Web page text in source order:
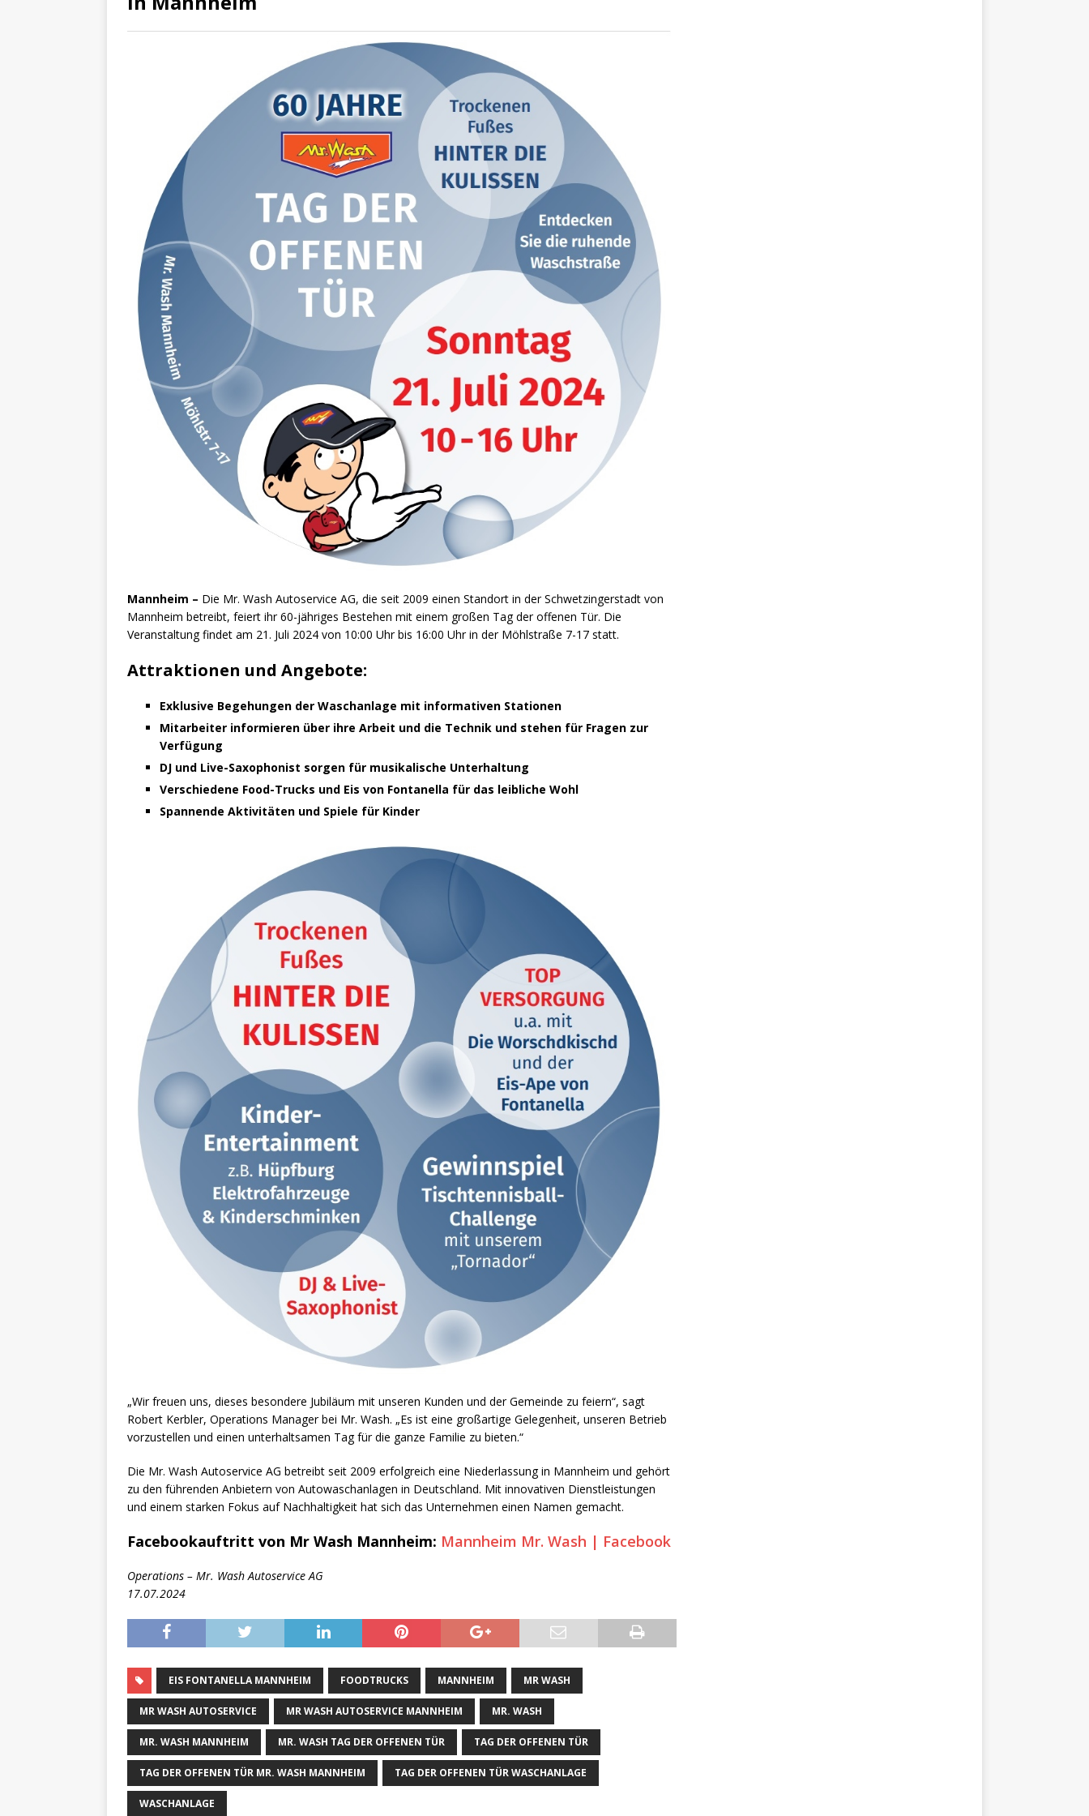
[ 29. März 2024 ] Polizei / Konsumcannabisgesetz (KCanG) BLAULICHTMELDUNGEN
Mannheim – Die Mr. Wash Autoservice AG, die seit 2009 einen Standort in der Schwetzingerstadt von
Mannheim betreibt, feiert ihr 60-jähriges Bestehen mit einem großen Tag der offenen Tür. Die
Veranstaltung findet am 21. Juli 2024 von 10:00 Uhr bis 16:00 Uhr in der Möhlstraße 7-17 statt.
Attraktionen und Angebote:
Exklusive Begehungen der Waschanlage mit informativen Stationen
Mitarbeiter informieren über ihre Arbeit und die Technik und stehen für Fragen zur
Verfügung
DJ und Live-Saxophonist sorgen für musikalische Unterhaltung
Verschiedene Food-Trucks und Eis von Fontanella für das leibliche Wohl
Spannende Aktivitäten und Spiele für Kinder
„Wir freuen uns, dieses besondere Jubiläum mit unseren Kunden und der Gemeinde zu feiern“, sagt
Robert Kerbler, Operations Manager bei Mr. Wash. „Es ist eine großartige Gelegenheit, unseren Betrieb
vorzustellen und einen unterhaltsamen Tag für die ganze Familie zu bieten.“
Die Mr. Wash Autoservice AG betreibt seit 2009 erfolgreich eine Niederlassung in Mannheim und gehört
zu den führenden Anbietern von Autowaschanlagen in Deutschland. Mit innovativen Dienstleistungen
und einem starken Fokus auf Nachhaltigkeit hat sich das Unternehmen einen Namen gemacht.
Facebookauftritt von Mr Wash Mannheim: Mannheim Mr. Wash | Facebook
Operations – Mr. Wash Autoservice AG
17.07.2024
EIS FONTANELLA MANNHEIM FOODTRUCKS MANNHEIM MR WASH
MR WASH AUTOSERVICE MR WASH AUTOSERVICE MANNHEIM MR. WASH
MR. WASH MANNHEIM MR. WASH TAG DER OFFENEN TÜR TAG DER OFFENEN TÜR
TAG DER OFFENEN TÜR MR. WASH MANNHEIM TAG DER OFFENEN TÜR WASCHANLAGE
WASCHANLAGE